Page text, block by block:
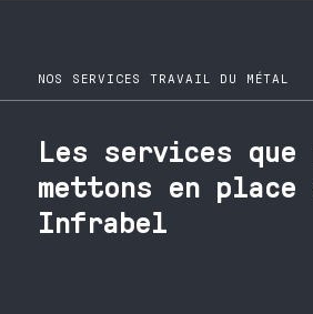
NOS SERVICES TRAVAIL DU MÉTAL
Les services que
mettons en place
Infrabel